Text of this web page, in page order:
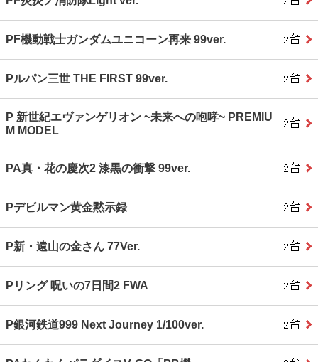
PF機動戦士ガンダムユニコーン再来 99ver.
Pルパン三世 THE FIRST 99ver.
P 新世紀エヴァンゲリオン ~未来への咆哮~ PREMIU
M MODEL
PA真・花の慶次2 漆黒の衝撃 99ver.
Pデビルマン黄金黙示録
P新・遠山の金さん 77Ver.
Pリング 呪いの7日間2 FWA
P銀河鉄道999 Next Journey 1/100ver.